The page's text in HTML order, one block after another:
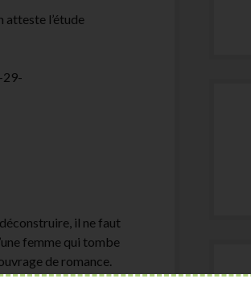
atteste l’étude
il ne faut
femme qui tombe
de romance.